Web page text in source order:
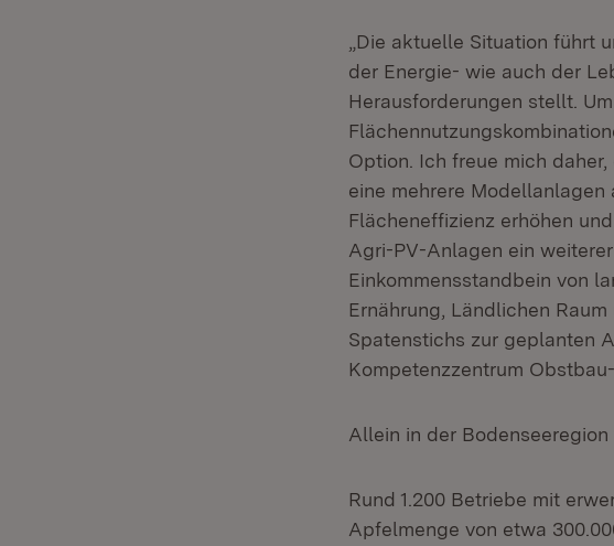
„Die aktuelle Situation führt
der Energie- wie auch der
Herausforderungen stellt.
Option. Ich freue mich
eine mehrere Modellanlagen
Flächeneffizienz erhöhen
Agri-PV-Anlagen ein
Einkommensstandbein von
Ernährung, Ländlichen
Spatenstichs zur geplanten
Kompetenzzentrum
Allein in der
Rund 1.200 Betriebe mit
Apfelmenge von etwa